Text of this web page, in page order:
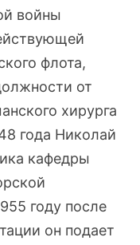
войны
флота,
от
хирурга
года Николай
кафедры
году после
он подает